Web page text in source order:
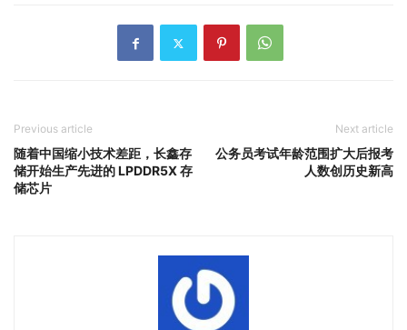
Previous article
随着中国缩小技术差距，长鑫存
储开始生产先进的 LPDDR5X 存
储芯片
Next article
公务员考试年龄范围扩大后报考
人数创历史新高